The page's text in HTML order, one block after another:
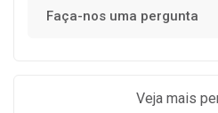
Faça-nos uma pergunta
Veja mais